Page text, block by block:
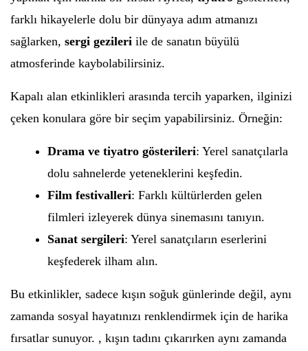
farklı hikayelerle dolu bir dünyaya adım atmanızı
sağlarken, sergi gezileri ile de sanatın büyülü
atmosferinde kaybolabilirsiniz.
Kapalı alan etkinlikleri arasında tercih yaparken, ilginizi
çeken konulara göre bir seçim yapabilirsiniz. Örneğin:
Drama ve tiyatro gösterileri: Yerel sanatçılarla
dolu sahnelerde yeteneklerini keşfedin.
Film festivalleri: Farklı kültürlerden gelen
filmleri izleyerek dünya sinemasını tanıyın.
Sanat sergileri: Yerel sanatçıların eserlerini
keşfederek ilham alın.
Bu etkinlikler, sadece kışın soğuk günlerinde değil, aynı
zamanda sosyal hayatınızı renklendirmek için de harika
fırsatlar sunuyor. , kışın tadını çıkarırken aynı zamanda